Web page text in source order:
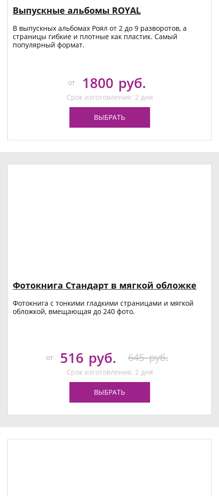
Выпускные альбомы ROYAL
В выпускных альбомах Роял от 2 до 9 разворотов, а
страницы гибкие и плотные как пластик. Самый
популярный формат.
от 1800 руб.
Срок изготовления: 2 дня
ВЫБРАТЬ
Фотокнига Стандарт в мягкой обложке
Фотокнига с тонкими гладкими страницами и мягкой
обложкой, вмещающая до 240 фото.
от 516 руб. 645 руб.
Срок изготовления: 2 дня
ВЫБРАТЬ